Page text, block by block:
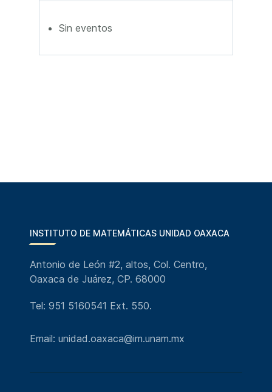
Sin eventos
INSTITUTO DE MATEMÁTICAS UNIDAD OAXACA
Antonio de León #2, altos, Col. Centro,
Oaxaca de Juárez, CP. 68000
Tel: 951 5160541 Ext. 550.
Email: unidad.oaxaca@im.unam.mx